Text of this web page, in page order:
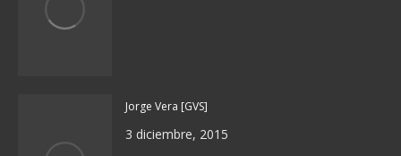
Jorge Vera [GVS]
3 diciembre, 2015